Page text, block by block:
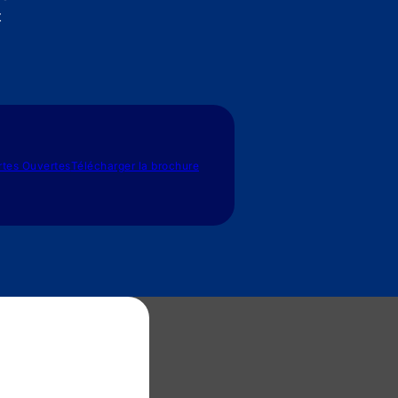
OuvertesTélécharger la brochure